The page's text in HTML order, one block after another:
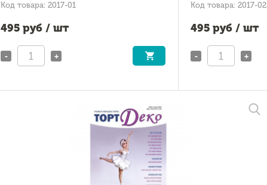
Код товара: 2017-01
495 руб / шт
- +
Код товара: 2017-02
495 руб / шт
- +